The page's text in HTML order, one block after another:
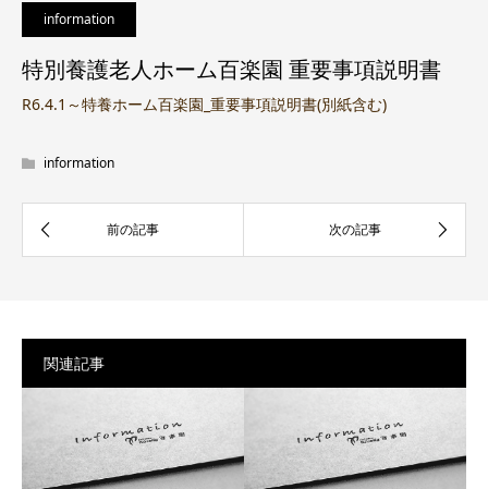
information
特別養護老人ホーム百楽園 重要事項説明書
R6.4.1～特養ホーム百楽園_重要事項説明書(別紙含む)
information
関連記事